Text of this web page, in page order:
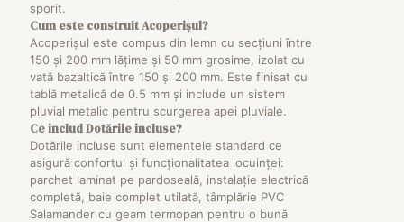
sporit.
Cum este construitAcoperișul?
Acoperișul este compus din lemn cu secțiuni între
150 și 200 mm lățime și 50 mm grosime, izolat cu
vată bazaltică între 150 și 200 mm. Este finisat cu
tablă metalică de 0.5 mm și include un sistem
pluvial metalic pentru scurgerea apei pluviale.
Ce includDotările incluse?
Dotările incluse sunt elementele standard ce
asigură confortul și funcționalitatea locuinței:
parchet laminat pe pardoseală, instalație electrică
completă, baie complet utilată, tâmplărie PVC
Salamander cu geam termopan pentru o bună